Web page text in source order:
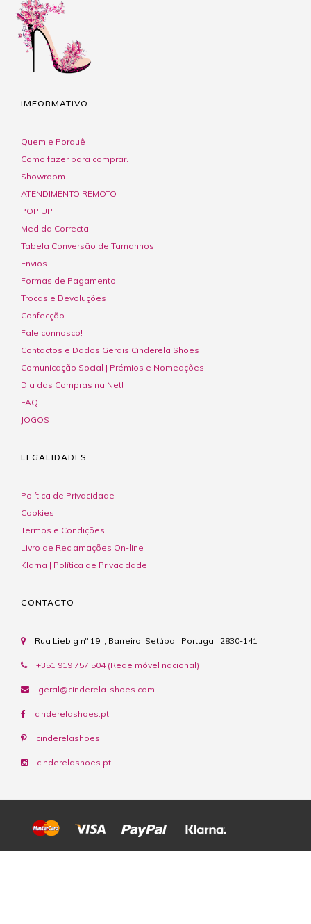
IMFORMATIVO
Quem e Porquê
Como fazer para comprar.
Showroom
ATENDIMENTO REMOTO
POP UP
Medida Correcta
Tabela Conversão de Tamanhos
Envios
Formas de Pagamento
Trocas e Devoluções
Confecção
Fale connosco!
Contactos e Dados Gerais Cinderela Shoes
Comunicação Social | Prémios e Nomeações
Dia das Compras na Net!
FAQ
JOGOS
LEGALIDADES
Política de Privacidade
Cookies
Termos e Condições
Livro de Reclamações On-line
Klarna | Política de Privacidade
CONTACTO
Rua Liebig nº 19, , Barreiro, Setúbal, Portugal, 2830-141
+351 919 757 504 (Rede móvel nacional)
geral@cinderela-shoes.com
cinderelashoes.pt
cinderelashoes
cinderelashoes.pt